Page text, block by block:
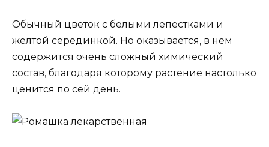
Обычный цветок с белыми лепестками и
желтой серединкой. Но оказывается, в нем
содержится очень сложный химический
состав, благодаря которому растение настолько
ценится по сей день.